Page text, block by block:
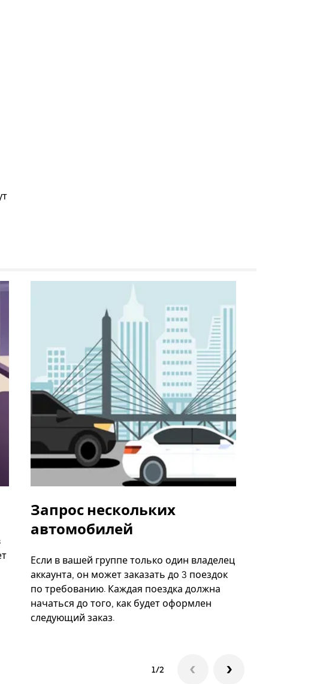
Запрос нескольких
автомобилей
Если в вашей группе только один владелец
аккаунта, он может заказать до 3 поездок
по требованию. Каждая поездка должна
начаться до того, как будет оформлен
следующий заказ.
1/2